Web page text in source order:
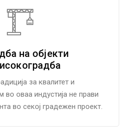
на објекти
за квалитет и
во оваа индустија не прави
во секој градежен проект.